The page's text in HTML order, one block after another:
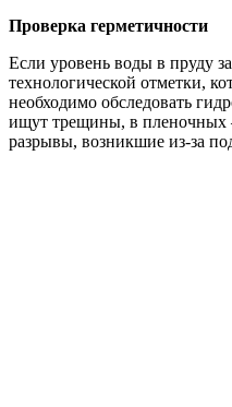
Проверка герметичности
Если уровень воды в пруду
технологической отметки,
необходимо обследовать
ищут трещины, в
разрывы, возникшие из-за